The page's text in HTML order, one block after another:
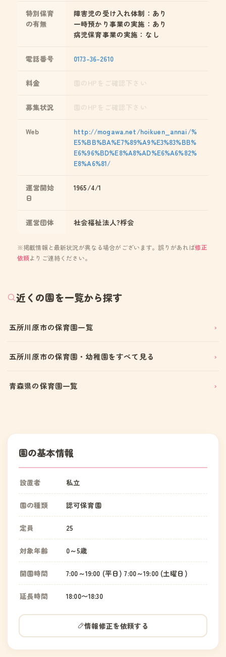
特別保育
の有無
障害児の受け入れ体制：あり
一時預かり事業の実施：あり
病児保育事業の実施：なし
電話番号 0173-36-2610
料金
募集状況
Web
http://mogawa.net/hoikuen_annai/%
E5%BB%BA%E7%89%A9%E3%83%BB%
E6%96%BD%E8%A8%AD%E6%A6%82%
E8%A6%81/
運営開始
日
1965/4/1
運営団体 社会福祉法人?桴会
※掲載情報と最新状況が異なる場合がございます。誤りがあれば修正
依頼よりご連絡ください。
近くの園を一覧から探す
五所川原市の保育園一覧
五所川原市の保育園・幼稚園をすべて見る
青森県の保育園一覧
園の基本情報
設置者 私立
園の種類 認可保育園
定員 25
対象年齢 0～5歳
開園時間 7:00～19:00 (平日) 7:00～19:00 (土曜日)
延長時間 18:00〜18:30
情報修正を依頼する